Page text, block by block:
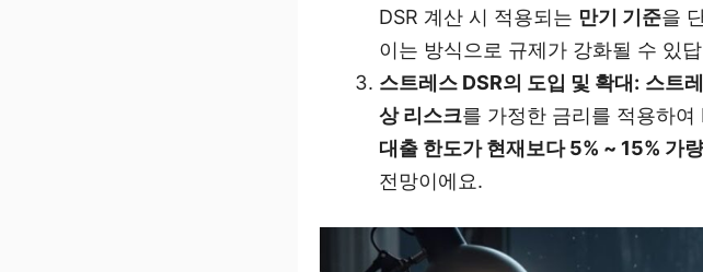
DSR 계산 시 적용되는 만기 기준을
이는 방식으로 규제가 강화될 수 있
스트레스 DSR의 도입 및 확대: 스트
상 리스크를 가정한 금리를 적용하
대출 한도가 현재보다 5% ~ 15% 가량
전망이에요.